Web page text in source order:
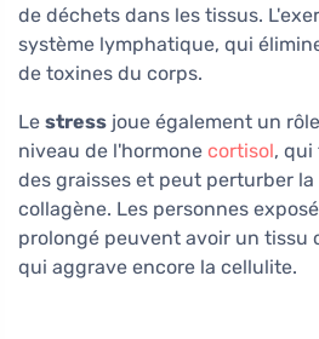
de déchets dans les tissus.
système lymphatique, qui
de toxines du corps.
Le stress joue également un
niveau de l'hormone cortisol, qui
des graisses et peut perturber
collagène. Les personnes
prolongé peuvent avoir un tissu
qui aggrave encore la cellulite.